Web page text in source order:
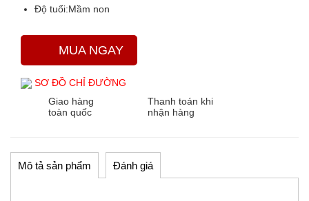
Độ tuổi:Mầm non
MUA NGAY
SƠ ĐỒ CHỈ ĐƯỜNG
Giao hàng
toàn quốc
Thanh toán khi
nhận hàng
Mô tả sản phẩm Đánh giá